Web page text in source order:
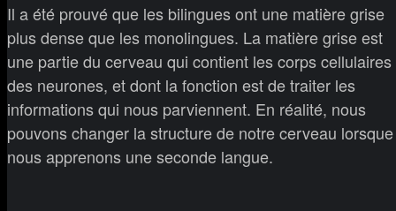
Il a été prouvé que les bilingues ont une matière grise
plus dense que les monolingues. La matière grise est
une partie du cerveau qui contient les corps cellulaires
des neurones, et dont la fonction est de traiter les
informations qui nous parviennent. En réalité, nous
pouvons changer la structure de notre cerveau lorsque
nous apprenons une seconde langue.